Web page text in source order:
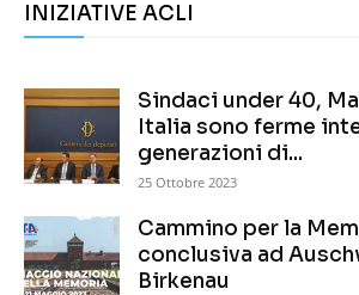
INIZIATIVE ACLI
Sindaci under 40,
Italia sono ferme
generazioni di...
25 Ottobre 2023
Cammino per la
conclusiva ad
Birkenau